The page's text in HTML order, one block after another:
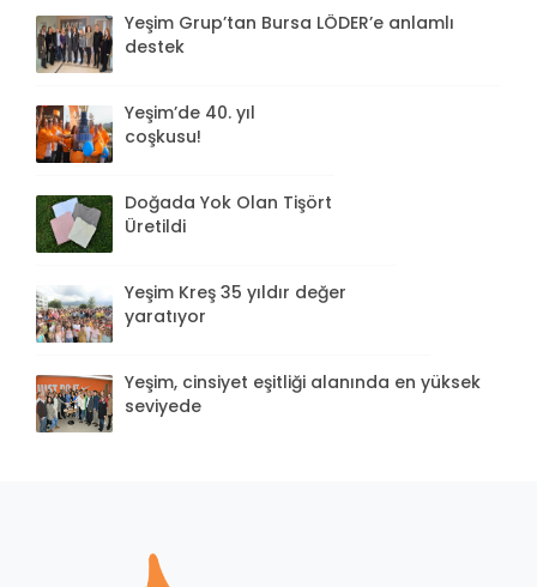
Yeşim Grup’tan Bursa LÖDER’e anlamlı
destek
Yeşim’de 40. yıl
coşkusu!
Doğada Yok Olan Tişört
Üretildi
Yeşim Kreş 35 yıldır değer
yaratıyor
Yeşim, cinsiyet eşitliği alanında en yüksek
seviyede